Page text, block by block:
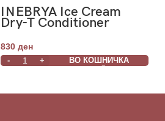
INEBRYA Ice Cream
Dry-T Conditioner
1000ml
830 ден
ВО КОШНИЧКА